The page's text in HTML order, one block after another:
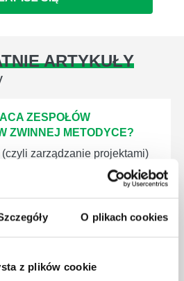
O plikach cookies
z plików cookie
ARTYKUŁY
ZESPOŁÓW
ZWINNEJ METODYCE?
zarządzanie projektami)
na celu zrealizowanie
z danym projektem założeń.
projektowych, a ich praca